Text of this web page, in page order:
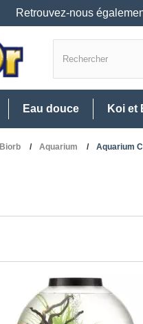
Retrouvez-nous
Eau douce Koi et
Biorb Aquarium Aquarium